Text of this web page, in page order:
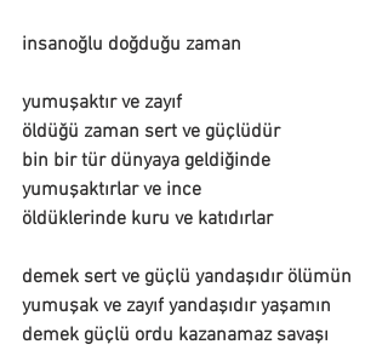
insanoğlu doğduğu zaman
yumuşaktır ve zayıf
öldüğü zaman sert ve güçlüdür
bin bir tür dünyaya geldiğinde
yumuşaktırlar ve ince
öldüklerinde kuru ve katıdırlar
demek sert ve güçlü yandaşıdır ölümün
yumuşak ve zayıf yandaşıdır yaşamın
demek güçlü ordu kazanamaz savaşı